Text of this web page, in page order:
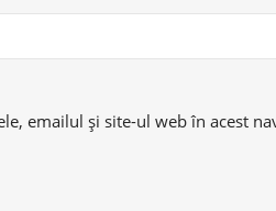
emailul și site-ul web în acest